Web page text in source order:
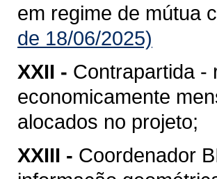
em regime de mútua
de 18/06/2025)
XXII - Contrapartida -
economicamente
alocados no projeto;
XXIII - Coordenador